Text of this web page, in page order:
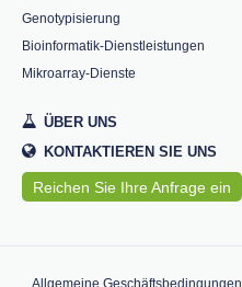
Genotypisierung
Bioinformatik-Dienstleistungen
Mikroarray-Dienste
ÜBER UNS
KONTAKTIEREN SIE UNS
Reichen Sie Ihre Anfrage ein
Allgemeine Geschäftsbedingungen